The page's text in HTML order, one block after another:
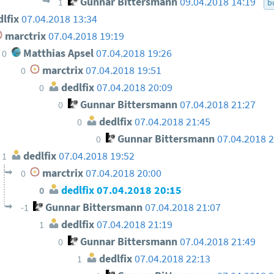
07.04.2018 13:34
marctrix07.04.2018 19:19
0 Matthias Apsel 07.04.2018 19:26
0 marctrix07.04.2018 19:51
0 dedlfix07.04.2018 20:09
0 Gunnar Bittersmann07.04.2018 21:27
0 dedlfix07.04.2018 21:45
0 Gunnar Bittersmann 07.04.2018
1 dedlfix 07.04.2018 19:52
0 marctrix07.04.2018 20:00
0 dedlfix07.04.2018 20:15
-1 Gunnar Bittersmann07.04.2018 21:07
1 dedlfix07.04.2018 21:19
0 Gunnar Bittersmann07.04.2018 21:49
1 dedlfix07.04.2018 22:13